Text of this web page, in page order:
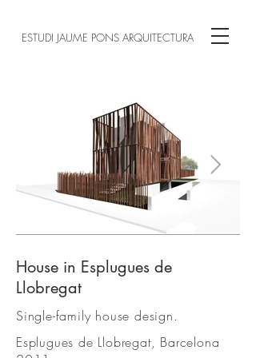
ESTUDI JAUME PONS ARQUITECTURA
1.jpg
House in Esplugues de
Llobregat
Single-family house design.
Esplugues de Llobregat, Barcelona